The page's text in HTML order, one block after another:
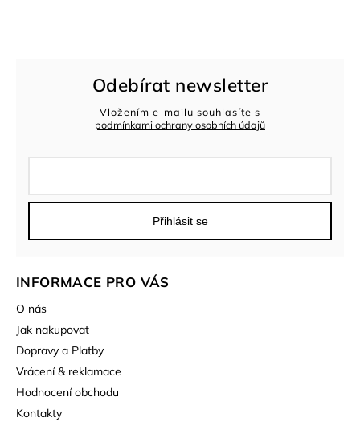
INFORMACE PRO VÁS
O nás
Jak nakupovat
Dopravy a Platby
Vrácení & reklamace
Hodnocení obchodu
Kontakty
Odebírat newsletter
Vložením e-mailu souhlasíte s
podmínkami ochrany osobních údajů
Přihlásit se